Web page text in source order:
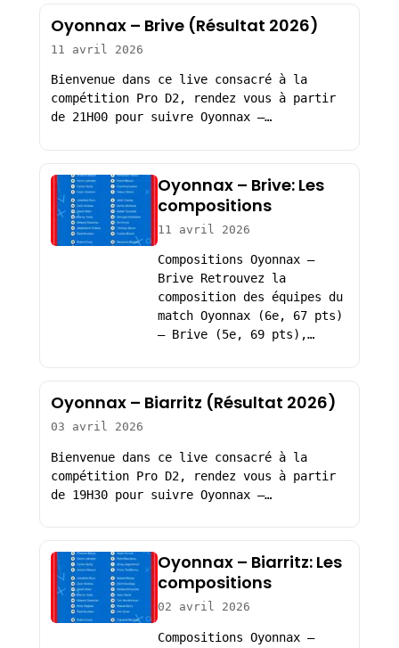
Oyonnax – Brive (Résultat 2026)
11 avril 2026
Bienvenue dans ce live consacré à la
compétition Pro D2, rendez vous à partir
de 21H00 pour suivre Oyonnax –…
Oyonnax – Brive: Les
compositions
11 avril 2026
Compositions Oyonnax –
Brive Retrouvez la
composition des équipes du
match Oyonnax (6e, 67 pts)
– Brive (5e, 69 pts),…
Oyonnax – Biarritz (Résultat 2026)
03 avril 2026
Bienvenue dans ce live consacré à la
compétition Pro D2, rendez vous à partir
de 19H30 pour suivre Oyonnax –…
Oyonnax – Biarritz: Les
compositions
02 avril 2026
Compositions Oyonnax –